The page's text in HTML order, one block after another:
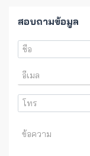
สอบถามข้อมูล